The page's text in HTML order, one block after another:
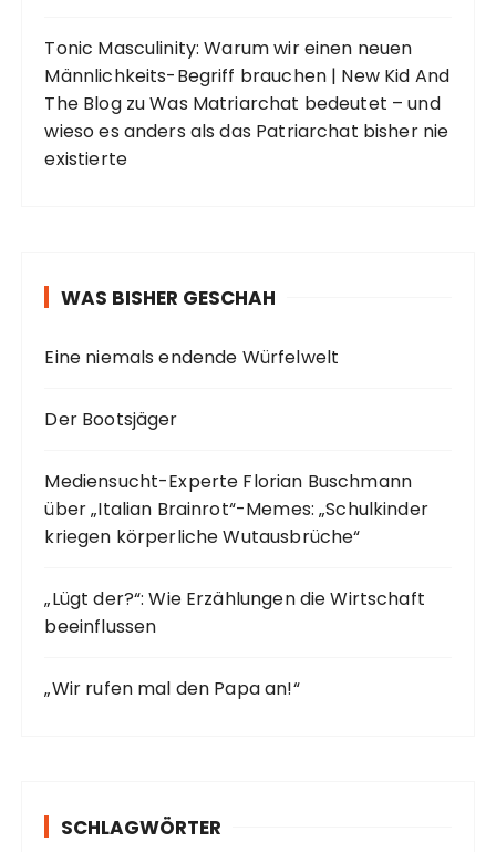
Tonic Masculinity: Warum wir einen neuen
Männlichkeits-Begriff brauchen | New Kid And
The BlogzuWas Matriarchat bedeutet – und
wieso es anders als das Patriarchat bisher nie
existierte
WAS BISHER GESCHAH
Eine niemals endende Würfelwelt
Der Bootsjäger
Mediensucht-Experte Florian Buschmann
über „Italian Brainrot“-Memes: „Schulkinder
kriegen körperliche Wutausbrüche“
„Lügt der?“: Wie Erzählungen die Wirtschaft
beeinflussen
„Wir rufen mal den Papa an!“
SCHLAGWÖRTER